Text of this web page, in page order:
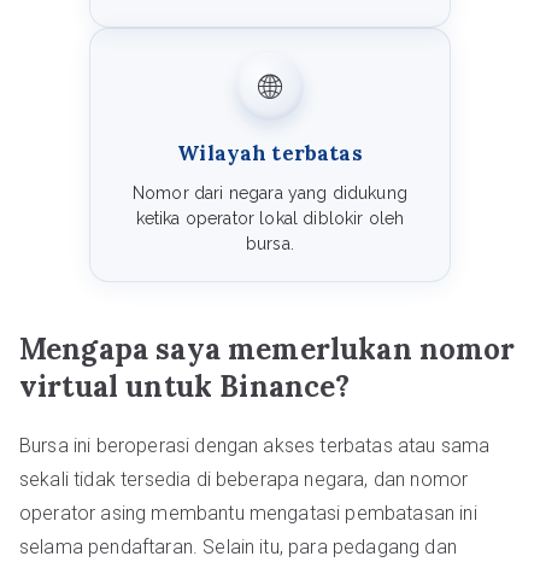
🌐
Wilayah terbatas
Nomor dari negara yang didukung
ketika operator lokal diblokir oleh
bursa.
Mengapa saya memerlukan nomor
virtual untuk Binance?
Bursa ini beroperasi dengan akses terbatas atau sama
sekali tidak tersedia di beberapa negara, dan nomor
operator asing membantu mengatasi pembatasan ini
selama pendaftaran. Selain itu, para pedagang dan